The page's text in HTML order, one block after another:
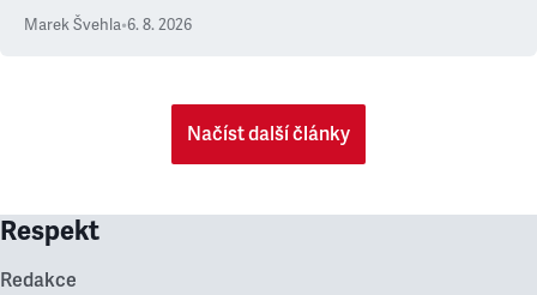
Marek Švehla•6. 8. 2026
Načíst další články
Respekt
Redakce